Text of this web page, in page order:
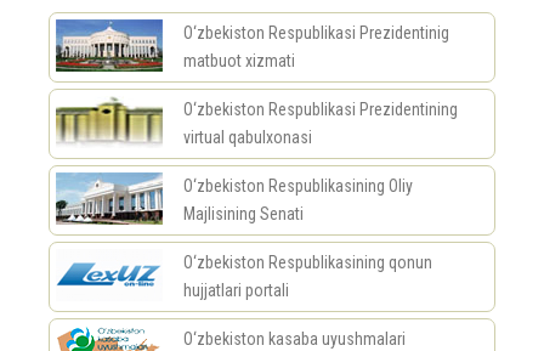
O‘zbekiston Respublikasi Prezidentinig
matbuot xizmati
O‘zbekiston Respublikasi Prezidentining
virtual qabulxonasi
O‘zbekiston Respublikasining Oliy
Majlisining Senati
O‘zbekiston Respublikasining qonun
hujjatlari portali
O‘zbekiston kasaba uyushmalari